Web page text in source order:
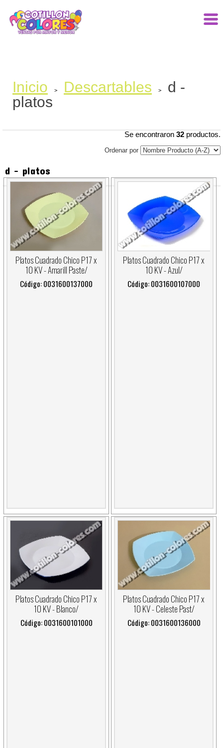
Inicio > Descartables >
d -
platos
Se encontraron 32 productos.
Ordenar por
d - platos
Platos Cuadrado Chico P17 x
10 KV - Amarill Paste/
Código: 0031600137000
Platos Cuadrado Chico P17 x
10 KV - Azul/
Código: 0031600107000
Platos Cuadrado Chico P17 x
10 KV - Blanco/
Código: 0031600101000
Platos Cuadrado Chico P17 x
10 KV - Celeste Past/
Código: 0031600136000